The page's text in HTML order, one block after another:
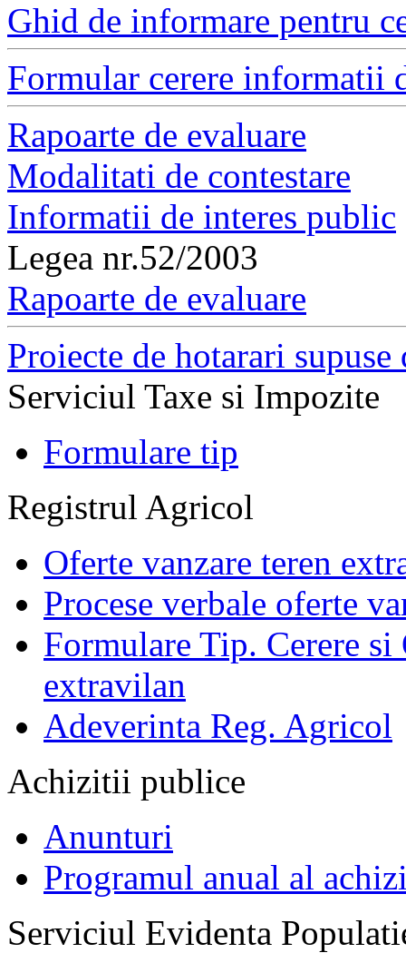
Ghid de informare pentru
Formular cerere informatii
Rapoarte de evaluare
Modalitati de contestare
Informatii de interes public
Legea nr.52/2003
Rapoarte de evaluare
Proiecte de hotarari
Serviciul Taxe si Impozite
Formulare tip
Registrul Agricol
Oferte vanzare teren
Procese verbale oferte
Formulare Tip. Cerere si
extravilan
Adeverinta Reg. Agricol
Achizitii publice
Anunturi
Programul anual al
Serviciul Evidenta